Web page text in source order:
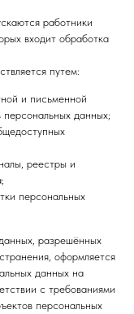
работники
входит обработка
путем:
и письменной
данных;
реестры и
персональных
разрешённых
оформляется
данных на
с требованиями
персональных